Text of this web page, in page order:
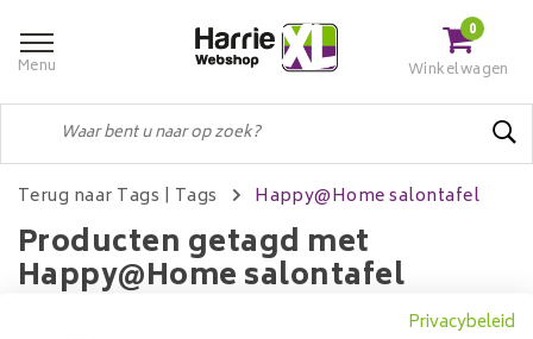
Menu
0
Winkelwagen
Terug naar Tags | Tags Happy@Home salontafel
Producten getagd met
Happy@Home salontafel
Privacybeleid